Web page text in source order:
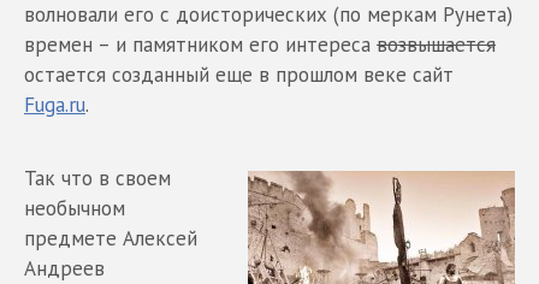
волновали его с доисторических (по меркам Рунета)
времен – и памятником его интереса возвышается
остается созданный еще в прошлом веке сайт
Fuga.ru.
Так что в своем
необычном
предмете Алексей
Андреев